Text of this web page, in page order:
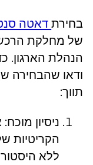
בחירתדאטה
של מחלקת
הנהלת הארגון.
ודאו שהבחירה
תווך:
ניסיון
הקריטיות
ללא